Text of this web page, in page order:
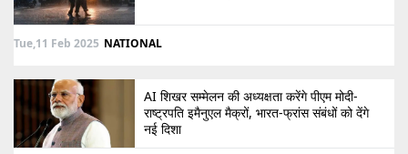
Tue,11 Feb 2025 NATIONAL
AI शिखर सम्मेलन की अध्यक्षता करेंगे पीएम मोदी-
राष्ट्रपति इमैनुएल मैक्रों, भारत-फ्रांस संबंधों को देंगे
नई दिशा